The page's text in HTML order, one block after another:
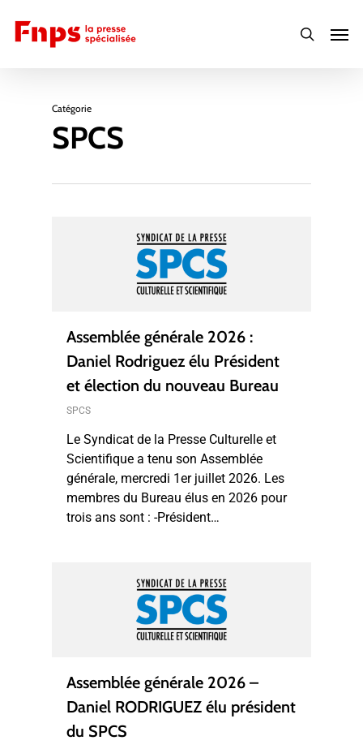
main
search
Catégorie
SPCS
Assemblée générale 2026 :
Daniel Rodriguez élu Président
et élection du nouveau Bureau
SPCS
Le Syndicat de la Presse Culturelle et
Scientifique a tenu son Assemblée
générale, mercredi 1er juillet 2026. Les
membres du Bureau élus en 2026 pour
trois ans sont : -Président…
Assemblée générale 2026 –
Daniel RODRIGUEZ élu président
du SPCS